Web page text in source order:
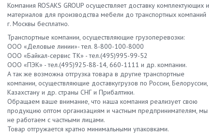
Компания ROSAKS GROUP осуществляет доставку комплектующих и
материалов для производства мебели до транспортных компаний
г. Москвы бесплатно.
Транспортные компании, осуществляющие грузоперевозки:
ООО «Деловые линии»- тел. 8-800-100-8000
ООО «Байкал-сервис ТК» - тел.(495)995-99-52
ООО «ПЭК» - тел.(495)925-88-14, 660-1111 и др. компании.
А так же возможна отгрузка товара в другие транспортные
компании, осуществляющие доставкугрузов по России, Белоруссии,
Казахстану и др. страны СНГ и Прибалтики.
Обращаем ваше внимание, что наша компания реализует свою
продукцию оптом организациям и частным предпринимателям, мы
не работаем с частными лицами.
Товар отгружается кратно минимальными упаковками.